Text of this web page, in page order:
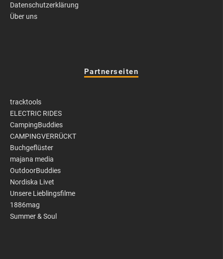
Datenschutzerklärung
Über uns
Partnerseiten
tracktools
ELECTRIC RIDES
CampingBuddies
CAMPINGVERRÜCKT
Buchgeflüster
majana media
OutdoorBuddies
Nordiska Livet
Unsere Lieblingsfilme
1886mag
Summer & Soul